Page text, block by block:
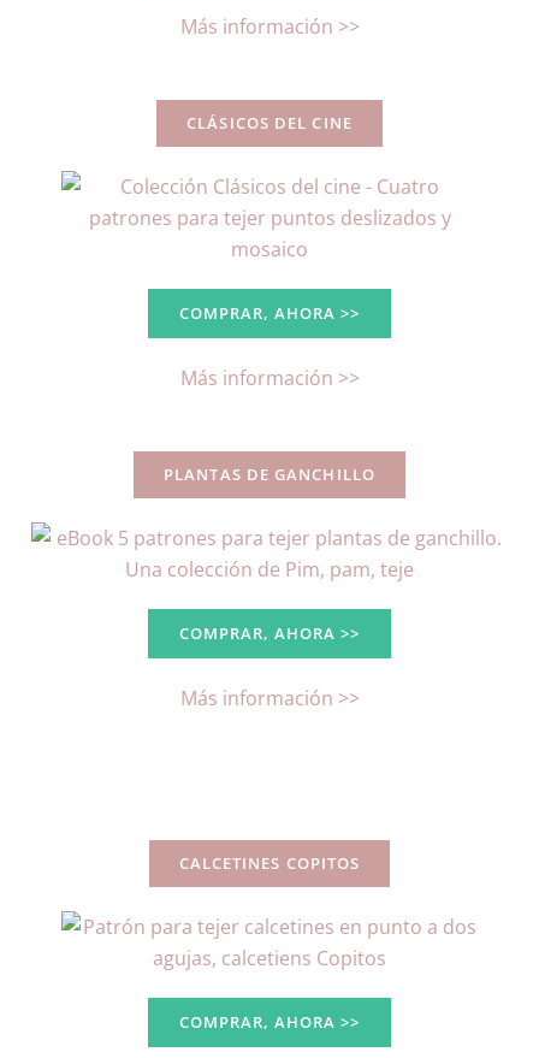
Más información >>
CLÁSICOS DEL CINE
COMPRAR, AHORA >>
Más información >>
PLANTAS DE GANCHILLO
COMPRAR, AHORA >>
Más información >>
CALCETINES COPITOS
COMPRAR, AHORA >>